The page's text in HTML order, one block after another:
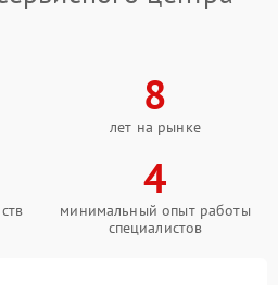
8
лет на рынке
4
минимальный опыт работы
специалистов